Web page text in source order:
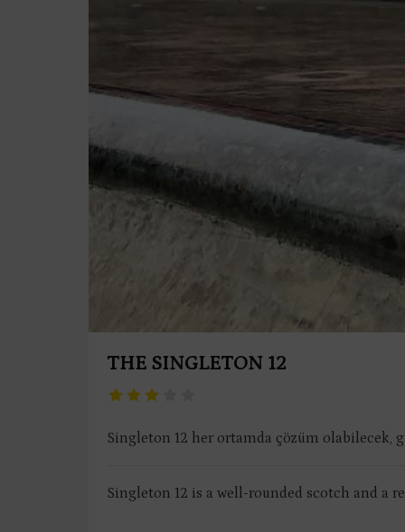
THE SINGLETON 12
Singleton 12 her ortamda çözüm olabilecek,
Singleton 12 is a well-rounded scotch and a